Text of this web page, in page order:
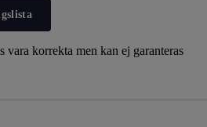
vara korrekta men kan ej garanteras